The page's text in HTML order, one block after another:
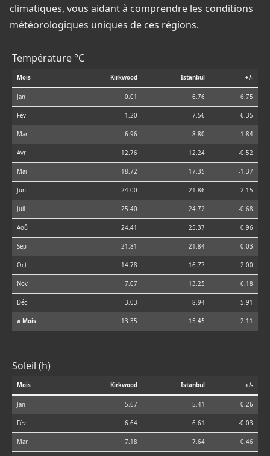
climatiques, vous aidant à comprendre les conditions
météorologiques uniques de ces régions.
Température °C
Mois Kirkwood Istanbul +/-
Jan 0.01 6.76 6.75
Fév 1.20 7.56 6.35
Mar 6.96 8.80 1.84
Avr 12.76 12.24 -0.52
Mai 18.72 17.35 -1.37
Jun 24.00 21.86 -2.15
Juil 25.40 24.72 -0.68
Aoû 24.41 25.37 0.96
Sep 21.81 21.84 0.03
Oct 14.78 16.77 2.00
Nov 7.07 13.25 6.18
Déc 3.03 8.94 5.91
⌀ Mois 13.35 15.45 2.11
Soleil (h)
Mois Kirkwood Istanbul +/-
Jan 5.67 5.41 -0.26
Fév 6.64 6.61 -0.03
Mar 7.18 7.64 0.46